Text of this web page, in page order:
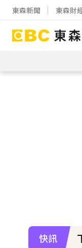
東森新聞 東森財
快訊